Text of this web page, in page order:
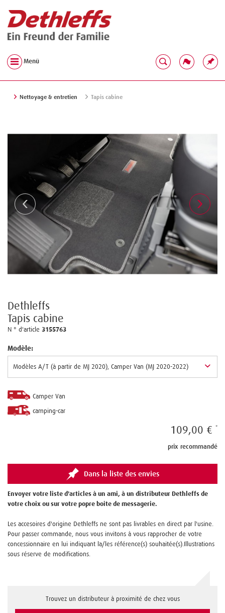
Menü
Nettoyage & entretien Tapis cabine
Dethleffs
Tapis cabine
N ° d'article 3155763
Modèle:
Camper Van
camping-car
109,00 €
prix recommandé
Dans la liste des envies
Envoyer votre liste d'articles à un ami, à un distributeur Dethleffs de
votre choix ou sur votre popre boite de messagerie.
Les accesoires d'origine Dethleffs ne sont pas livrables en direct par l'usine.
Pour passer commande, nous vous invitons à vous rapprocher de votre
concessionnaire en lui indiquant la/les référence(s) souhaitée(s).Illustrations
sous réserve de modifications.
Trouvez un distributeur à proximité de chez vous